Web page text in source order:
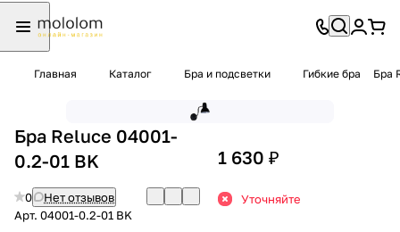
Главная Каталог Бра и подсветки Гибкие бра Бра
Бра Reluce 04001-
0.2-01 BK
0
Нет отзывов
Арт. 04001-0.2-01 BK
1 630 ₽
Уточняйте